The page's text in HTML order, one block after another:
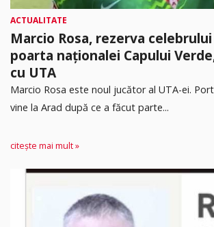
ACTUALITATE
Marcio Rosa, rezerva
poarta naționalei Capului
cu UTA
Marcio Rosa este noul jucător al UTA-ei.
vine la Arad după ce a făcut parte...
citește mai mult »